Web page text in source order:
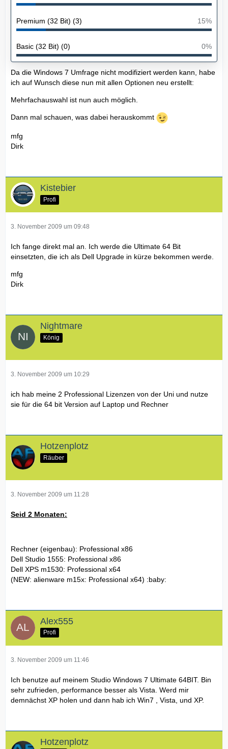
Premium (32 Bit) (3) 15%
Basic (32 Bit) (0) 0%
Da die Windows 7 Umfrage nicht modifiziert werden kann, habe
ich auf Wunsch diese nun mit allen Optionen neu erstellt:
Mehrfachauswahl ist nun auch möglich.
Dann mal schauen, was dabei herauskommt
mfg
Dirk
Kistebier
Profi
3. November 2009 um 09:48
Ich fange direkt mal an. Ich werde die Ultimate 64 Bit
einsetzten, die ich als Dell Upgrade in kürze bekommen werde.
mfg
Dirk
Nightmare
König
3. November 2009 um 10:29
ich hab meine 2 Professional Lizenzen von der Uni und nutze
sie für die 64 bit Version auf Laptop und Rechner
Hotzenplotz
Räuber
3. November 2009 um 11:28
Seid 2 Monaten:
Rechner (eigenbau): Professional x86
Dell Studio 1555: Professional x86
Dell XPS m1530: Professional x64
(NEW: alienware m15x: Professional x64) :baby:
Alex555
Profi
3. November 2009 um 11:46
Ich benutze auf meinem Studio Windows 7 Ultimate 64BIT. Bin
sehr zufrieden, performance besser als Vista. Werd mir
demnächst XP holen und dann hab ich Win7 , Vista, und XP.
Hotzenplotz